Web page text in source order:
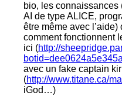
bio, les connaissances
AI de type ALICE,
être même avec
comment fonctionnent
ici (http://
avec un fake captain
(http://www.titane.ca/
iGod…)